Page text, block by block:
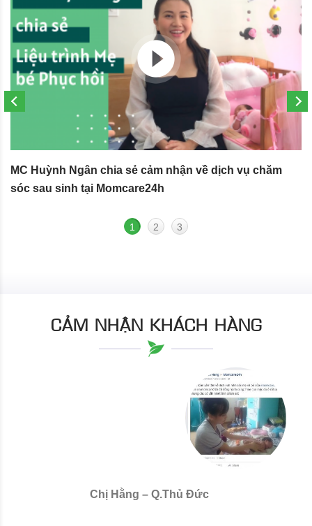
MC Huỳnh Ngân chia sẻ cảm nhận về dịch vụ chăm
sóc sau sinh tại Momcare24h
1 2 3
CẢM NHẬN KHÁCH HÀNG
Chị Hằng – Q.Thủ Đức